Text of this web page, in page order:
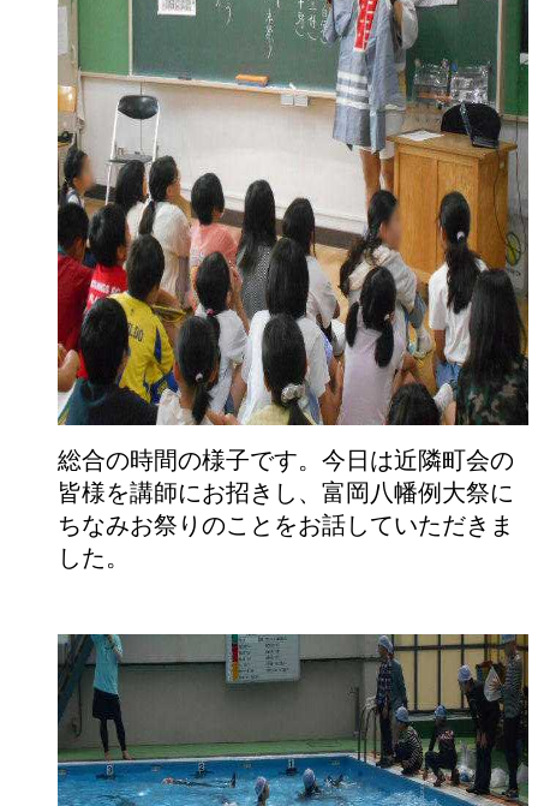
総合の時間の様子です。今日は近隣町会の
皆様を講師にお招きし、富岡八幡例大祭に
ちなみお祭りのことをお話していただきま
した。